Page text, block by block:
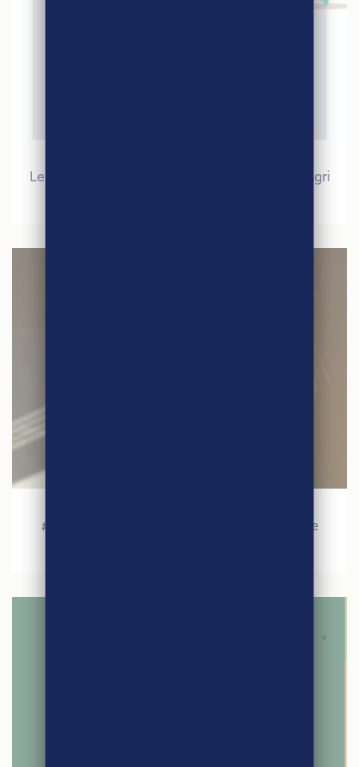
Les chiffres du commerce équitable français Agri
#1 – Le monde d’après avec notre partenaire